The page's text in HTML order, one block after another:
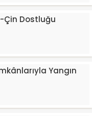
Çin Dostluğu
Yangın